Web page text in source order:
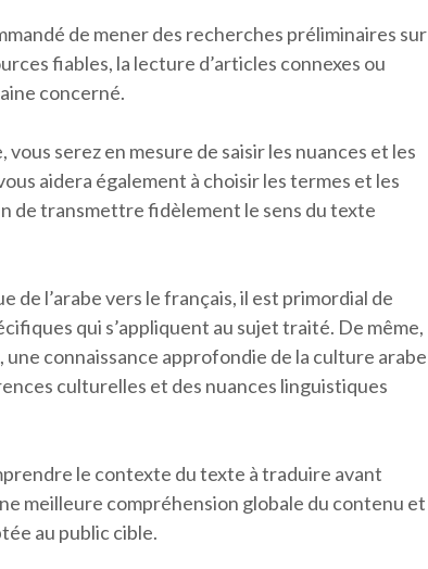
de mener des recherches préliminaires sur
fiables, la lecture d’articles connexes ou
concerné.
serez en mesure de saisir les nuances et les
aidera également à choisir les termes et les
de transmettre fidèlement le sens du texte
de l’arabe vers le français, il est primordial de
qui s’appliquent au sujet traité. De même,
connaissance approfondie de la culture arabe
culturelles et des nuances linguistiques
le contexte du texte à traduire avant
meilleure compréhension globale du contenu et
au public cible.